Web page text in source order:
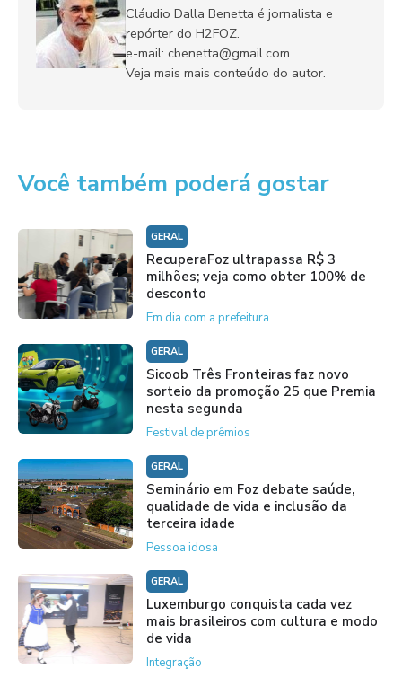
Cláudio Dalla Benetta é jornalista e
repórter do H2FOZ.
e-mail: cbenetta@gmail.com
Veja mais mais conteúdo do autor.
Você também poderá gostar
GERAL
RecuperaFoz ultrapassa R$ 3
milhões; veja como obter 100% de
desconto
Em dia com a prefeitura
GERAL
Sicoob Três Fronteiras faz novo
sorteio da promoção 25 que Premia
nesta segunda
Festival de prêmios
GERAL
Seminário em Foz debate saúde,
qualidade de vida e inclusão da
terceira idade
Pessoa idosa
GERAL
Luxemburgo conquista cada vez
mais brasileiros com cultura e modo
de vida
Integração